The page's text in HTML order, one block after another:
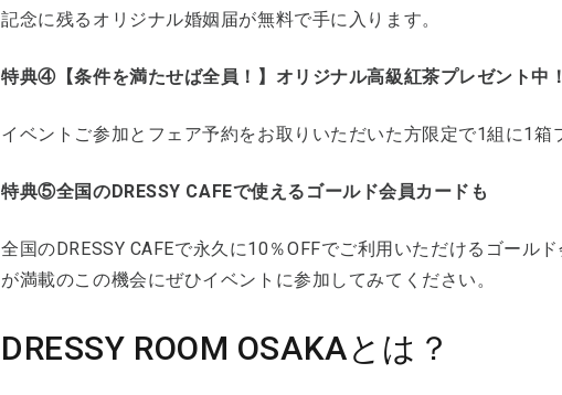
記念に残るオリジナル婚姻届が無料で手に入ります。
特典④【条件を満たせば全員！】オリジナル高級紅茶プレゼント中！
イベントご参加とフェア予約をお取りいただいた方限定で1組に1箱
特典⑤全国のDRESSY CAFEで使えるゴールド会員カードも
全国のDRESSY CAFEで永久に10％OFFでご利用いただけるゴール
が満載のこの機会にぜひイベントに参加してみてください。
DRESSY ROOM OSAKAとは？